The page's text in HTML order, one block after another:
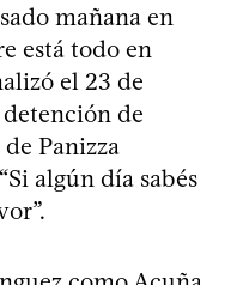
mañana en
está todo en
el 23 de
de
Panizza
algún día sabés